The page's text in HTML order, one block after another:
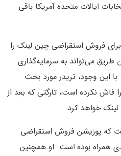
ایالات متحده آمریکا باقی
فروش استقراضی چین لینک را
می‌تواند به سرمایه‌گذاری
این وجود، تریدر مورد بحث
فاش نکرده است، تارگتی که بعد از
لینک خواهد کرد.
که پوزیشن فروش استقراضی
او با سود ۱.۵ درصدی همراه بوده است. او همچنین